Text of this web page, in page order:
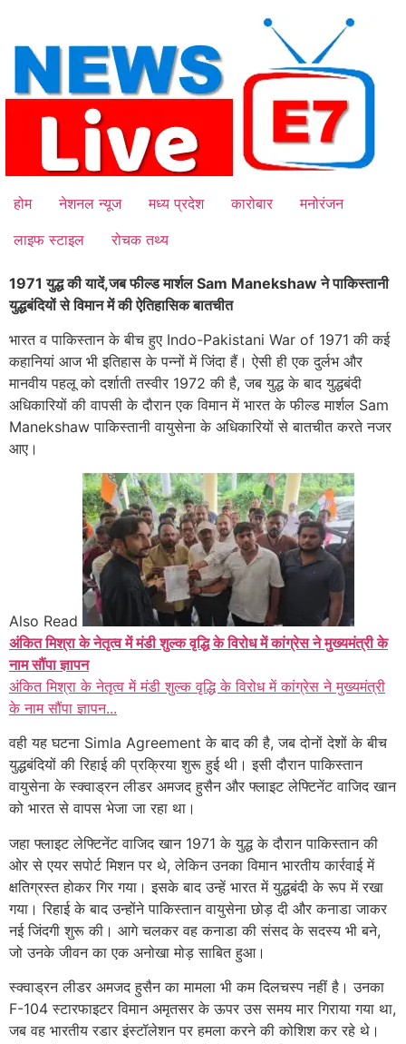
content
होम नेशनल न्यूज मध्य प्रदेश कारोबार
मनोरंजन
लाइफ स्टाइल
रोचक तथ्य
1971 युद्ध की यादें,जब फील्ड मार्शल Sam Manekshaw ने पाकिस्तानी
युद्धबंदियों से विमान में की ऐतिहासिक बातचीत
भारत व पाकिस्तान के बीच हुए Indo-Pakistani War of 1971 की कई
कहानियां आज भी इतिहास के पन्नों में जिंदा हैं। ऐसी ही एक दुर्लभ और
मानवीय पहलू को दर्शाती तस्वीर 1972 की है, जब युद्ध के बाद युद्धबंदी
अधिकारियों की वापसी के दौरान एक विमान में भारत के फील्ड मार्शल Sam
Manekshaw पाकिस्तानी वायुसेना के अधिकारियों से बातचीत करते नजर
आए।
Also Read
अंकित मिश्रा के नेतृत्व में मंडी शुल्क वृद्धि के विरोध में कांग्रेस ने मुख्यमंत्री के
नाम सौंपा ज्ञापन
अंकित मिश्रा के नेतृत्व में मंडी शुल्क वृद्धि के विरोध में कांग्रेस ने मुख्यमंत्री
के नाम सौंपा ज्ञापन...
वही यह घटना Simla Agreement के बाद की है, जब दोनों देशों के बीच
युद्धबंदियों की रिहाई की प्रक्रिया शुरू हुई थी। इसी दौरान पाकिस्तान
वायुसेना के स्क्वाड्रन लीडर अमजद हुसैन और फ्लाइट लेफ्टिनेंट वाजिद खान
को भारत से वापस भेजा जा रहा था।
जहा फ्लाइट लेफ्टिनेंट वाजिद खान 1971 के युद्ध के दौरान पाकिस्तान की
ओर से एयर सपोर्ट मिशन पर थे, लेकिन उनका विमान भारतीय कार्रवाई में
क्षतिग्रस्त होकर गिर गया। इसके बाद उन्हें भारत में युद्धबंदी के रूप में रखा
गया। रिहाई के बाद उन्होंने पाकिस्तान वायुसेना छोड़ दी और कनाडा जाकर
नई जिंदगी शुरू की। आगे चलकर वह कनाडा की संसद के सदस्य भी बने,
जो उनके जीवन का एक अनोखा मोड़ साबित हुआ।
स्क्वाड्रन लीडर अमजद हुसैन का मामला भी कम दिलचस्प नहीं है। उनका
F-104 स्टारफाइटर विमान अमृतसर के ऊपर उस समय मार गिराया गया था,
जब वह भारतीय रडार इंस्टॉलेशन पर हमला करने की कोशिश कर रहे थे।